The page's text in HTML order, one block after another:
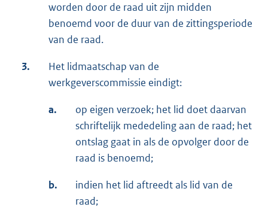
worden door de raad uit zijn midden
benoemd voor de duur van de zittingsperiode
van de raad.
3.
Het lidmaatschap van de
werkgeverscommissie eindigt:
a.
op eigen verzoek; het lid doet daarvan
schriftelijk mededeling aan de raad; het
ontslag gaat in als de opvolger door de
raad is benoemd;
b.
indien het lid aftreedt als lid van de
raad;